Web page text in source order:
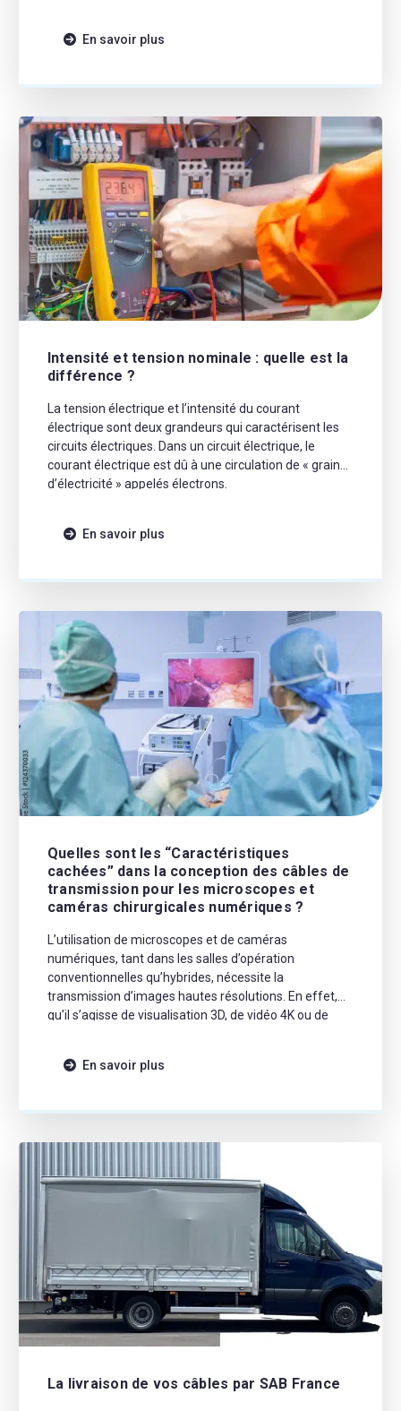
performantes. Pour en […]
En savoir plus
Intensité et tension nominale : quelle est la
différence ?
La tension électrique et l’intensité du courant
électrique sont deux grandeurs qui caractérisent les
circuits électriques. Dans un circuit électrique, le
courant électrique est dû à une circulation de « grains
d’électricité » appelés électrons.
En savoir plus
Quelles sont les “Caractéristiques
cachées” dans la conception des câbles de
transmission pour les microscopes et
caméras chirurgicales numériques ?
L’utilisation de microscopes et de caméras
numériques, tant dans les salles d’opération
conventionnelles qu’hybrides, nécessite la
transmission d’images hautes résolutions. En effet,
qu’il s’agisse de visualisation 3D, de vidéo 4K ou de
des signaux clairs et sans perturbations. Mais
des câbles de transmission pour les microscopes et
En savoir plus
La livraison de vos câbles par SAB France